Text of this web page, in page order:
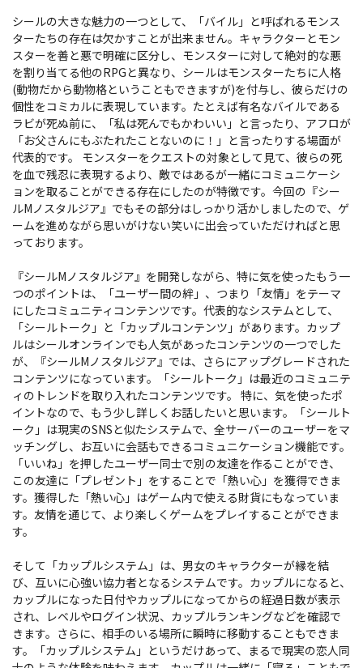
シールの大きな魅力の一つとして、「バイル」と呼ばれるモンス
ターたちの存在は欠かすことが出来ません。キャラクターとモン
スターを善と悪で明確に区分し、モンスターに対して絶対的な悪
を割り当てる他のRPGと異なり、シールはモンスターたちに人格
(動物だから動物格ということもできますが)を付与し、彼らだけの
個性をコミカルに表現しています。たとえば有名なバイルである
ラビが死ぬ前に、「私は死んでもかわいい」と言ったり、アフロが
「お父さんにもぶたれたことないのに！」と言ったりする場面が
代表的です。 モンスターをクエストの対象として見て、彼らの死
を血で残忍に表現するより、敵ではあるが一緒にコミュニケーシ
ョンを取ることができる存在にしたのが特徴です。今回の『シー
ルMノスタルジア』でもその部分はしっかり活かしましたので、ゲ
ームを進めながら思いがけない笑いに出会っていただければと思
っております。
『シールMノスタルジア』を開発しながら、特に気を使ったもう一
つのポイントは、「ユーザー間の絆」、つまり「友情」をテーマ
にしたコミュニティコンテンツです。代表的なシステムとして、
「シールトーク」と「カップルコンテンツ」があります。カップ
ルはシールオンラインでも人気があったコンテンツの一つでした
が、『シールMノスタルジア』では、さらにアップグレードされた
コンテンツになっています。「シールトーク」は最近のコミュニテ
ィのトレンドを取り入れたコンテンツです。 特に、気を使ったポ
イントなので、もう少し詳しくお話したいと思います。「シールト
ーク」は現実のSNSと似たシステムで、全サーバーのユーザーをマ
ッチングし、お互いに会話もできるコミュニケーション機能です。
「いいね」を押したユーザー同士で別の友達を作ることができ、
この友達に「プレゼント」をすることで「熱い心」を獲得できま
す。獲得した「熱い心」はゲーム内で使える財貨にもなっていま
す。友情を通じて、より楽しくゲームをプレイすることができま
す。
そして「カップルシステム」は、男女のキャラクターが縁を結
び、互いに心強い協力者となるシステムです。カップルになると、
カップルになった日付やカップルになってからの経過日数が表示
され、レベルやログイン状況、カップルランキングなどを確認で
きます。さらに、相手のいる場所に瞬時に移動することもできま
す。「カップルシステム」というだけあって、まるで現実の恋人同